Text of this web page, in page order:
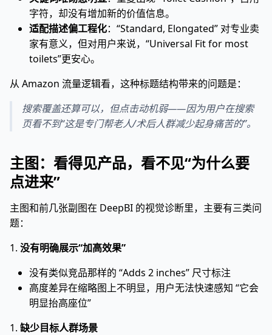
字符，却没有增加新的价值信息。
适配描述偏工程化：“Standard, Elongated” 对专业卖
家有意义，但对用户来说，“Universal Fit for most
toilets”更安心。
从 Amazon 流量逻辑看，这种标题结构带来的问题是：
搜索覆盖还算可以，但点击动机弱——因为用户在搜索
页看不到“这是专门帮老人/术后人群减少起身痛苦的”。
主图：看得见产品，看不见“为什么要
点进来”
主图和前几张副图在 DeepBI 的视觉诊断里，主要有三类问
题：
1. 没有明确展示“加高效果”
没有类似竞品那样的 “Adds 2 inches” 尺寸标注
高度差异在缩略图上不明显，用户无法快速感知 “它会
明显抬高座位”
1. 缺少目标人群场景